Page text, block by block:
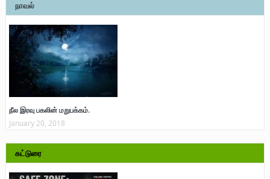
நாவல்
நீல இரவு பகலின் மறுபக்கம்.
January 20, 2018
கட்டுரை